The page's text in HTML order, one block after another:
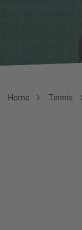
Sie befinden sich
Home Tennis